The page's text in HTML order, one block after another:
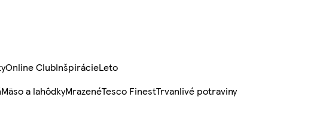
Online ClubInšpirácieLeto
Mäso a lahôdkyMrazenéTesco FinestTrvanlivé potraviny